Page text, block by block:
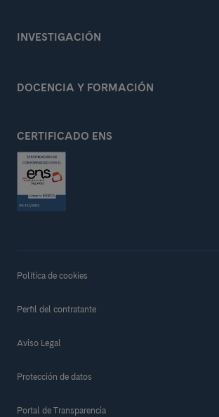
INVESTIGACIÓN
DOCENCIA Y FORMACIÓN
CERTIFICADO ENS
Política de cookies
Perfil del contratante
Aviso Legal
Protección de datos
Portal de Transparencia